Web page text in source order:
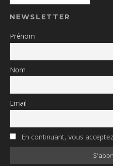
NEWSLETTER
Prénom
Nom
Email
En continuant, vous